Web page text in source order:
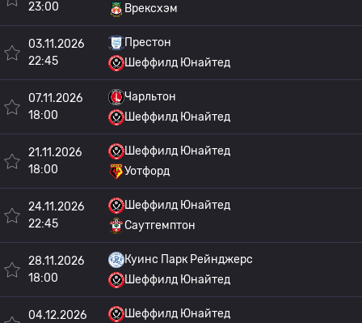
23:00 Врексхэм
03.11.2026
22:45
Престон
Шеффилд Юнайтед
07.11.2026
18:00
Чарльтон
Шеффилд Юнайтед
21.11.2026
18:00
Шеффилд Юнайтед
Уотфорд
24.11.2026
22:45
Шеффилд Юнайтед
Саутгемптон
28.11.2026
18:00
Куинс Парк Рейнджерс
Шеффилд Юнайтед
04.12.2026
Шеффилд Юнайтед